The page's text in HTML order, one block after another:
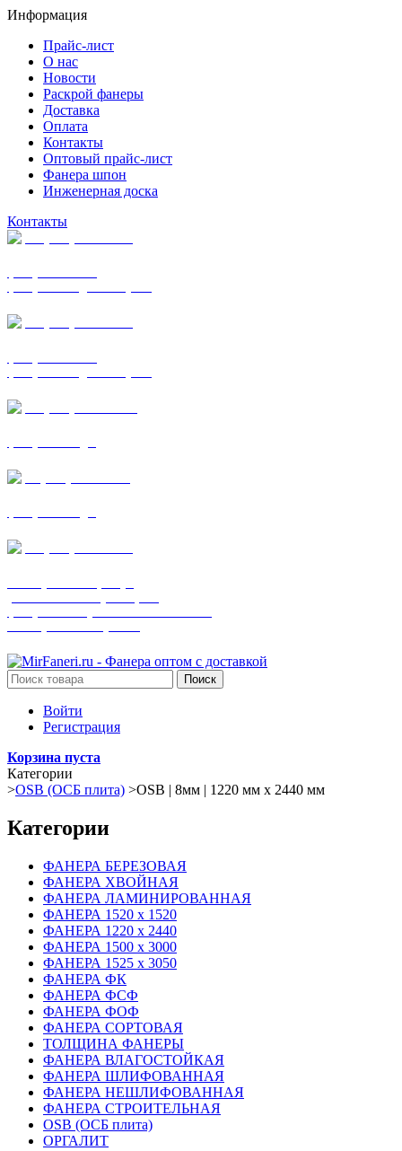
Информация
Прайс-лист
О нас
Новости
Раскрой фанеры
Доставка
Оплата
Контакты
Оптовый прайс-лист
Фанера шпон
Инженерная доска
Контакты
Поиск
Войти
Регистрация
Корзина пуста
Категории
>OSB (ОСБ плита) >OSB | 8мм | 1220 мм х 2440 мм
Категории
ФАНЕРА БЕРЕЗОВАЯ
ФАНЕРА ХВОЙНАЯ
ФАНЕРА ЛАМИНИРОВАННАЯ
ФАНЕРА 1520 х 1520
ФАНЕРА 1220 х 2440
ФАНЕРА 1500 х 3000
ФАНЕРА 1525 х 3050
ФАНЕРА ФК
ФАНЕРА ФСФ
ФАНЕРА ФОФ
ФАНЕРА СОРТОВАЯ
ТОЛЩИНА ФАНЕРЫ
ФАНЕРА ВЛАГОСТОЙКАЯ
ФАНЕРА ШЛИФОВАННАЯ
ФАНЕРА НЕШЛИФОВАННАЯ
ФАНЕРА СТРОИТЕЛЬНАЯ
OSB (ОСБ плита)
ОРГАЛИТ